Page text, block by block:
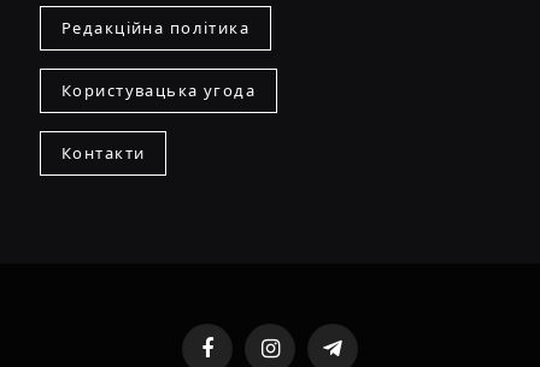
Редакційна політика
Користувацька угода
Контакти
FacebookInstagramTelegram